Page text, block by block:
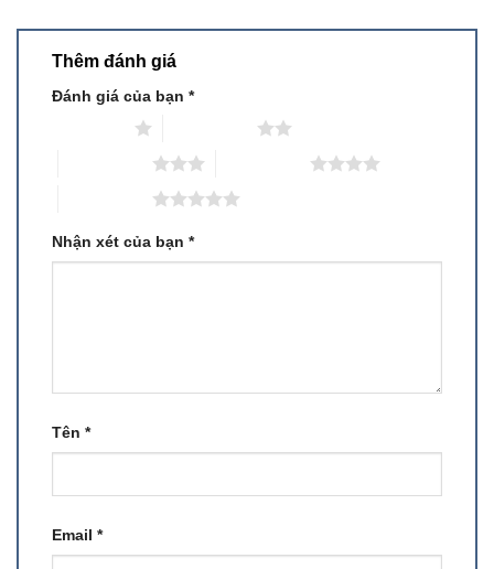
Thêm đánh giá
Đánh giá của bạn *
Nhận xét của bạn *
Tên *
Email *